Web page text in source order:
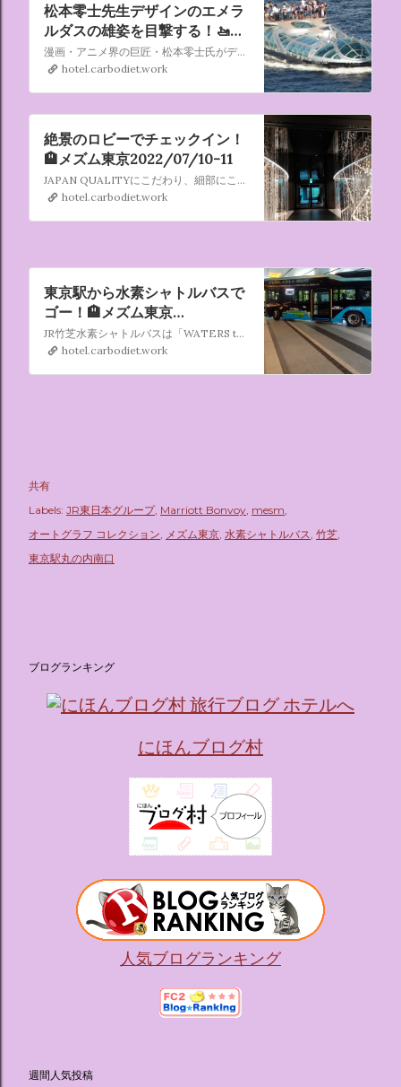
松本零士先生デザインのエメラ
ルダスの雄姿を目撃する！🚤メ
ズム東京2022/07/10-11
漫画・アニメ界の巨匠・松本零士氏がデザイン。宇宙船のような「ヒミコ」は、「ティアドロップ（涙滴）」をイメージ・コンセプトに、「子供たちが乗ってみたいと思ってくれる船」として、デザインを手がけられました。また、船内では同氏の代表作「銀河鉄道999」のキャラクター、星野鉄郎・メーテル・車掌さんたちの船内
hotel.carbodiet.work
絶景のロビーでチェックイン！
🏨メズム東京2022/07/10-11
JAPAN QUALITYにこだわり、細部にこだわり、 五感を魅了する時間と空間が導くイノベーティブな場所 新しいライフスタイルのアイコン「メズム東京」
hotel.carbodiet.work
東京駅から水素シャトルバスで
ゴー！🏨メズム東京
2022/07/10-11
JR竹芝水素シャトルバスは「WATERS takeshiba」のまちびらきに合わせて運行をスタートしました。 東京駅から竹芝周辺、日の出ふ頭を循環するシャトルバスで、ジェイアールバス関東株式会社が運行を担っています。
hotel.carbodiet.work
共有
Labels: JR東日本グループ Marriott Bonvoy mesm
オートグラフ コレクション
メズム東京 水素シャトルバス 竹芝
東京駅丸の内南口
ブログランキング
にほんブログ村
人気ブログランキング
週間人気投稿